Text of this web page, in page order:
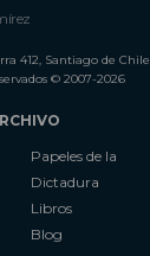
412, Santiago de Chile
© 2007-2026
Papeles de la
Dictadura
Libros
Blog